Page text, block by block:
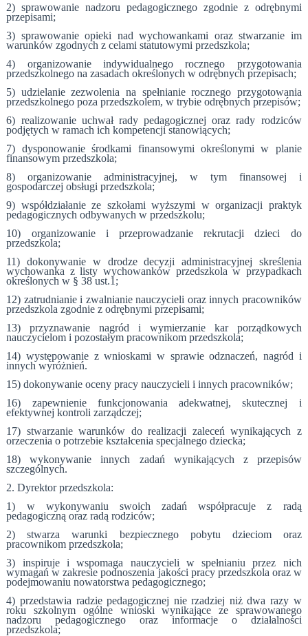
2) sprawowanie nadzoru pedagogicznego zgodnie z odrębnymi
przepisami;
3) sprawowanie opieki nad wychowankami oraz stwarzanie im
warunków zgodnych z celami statutowymi przedszkola;
4) organizowanie indywidualnego rocznego przygotowania
przedszkolnego na zasadach określonych w odrębnych przepisach;
5) udzielanie zezwolenia na spełnianie rocznego przygotowania
przedszkolnego poza przedszkolem, w trybie odrębnych przepisów;
6) realizowanie uchwał rady pedagogicznej oraz rady rodziców
podjętych w ramach ich kompetencji stanowiących;
7) dysponowanie środkami finansowymi określonymi w planie
finansowym przedszkola;
8) organizowanie administracyjnej, w tym finansowej i
gospodarczej obsługi przedszkola;
9) współdziałanie ze szkołami wyższymi w organizacji praktyk
pedagogicznych odbywanych w przedszkolu;
10) organizowanie i przeprowadzanie rekrutacji dzieci do
przedszkola;
11) dokonywanie w drodze decyzji administracyjnej skreślenia
wychowanka z listy wychowanków przedszkola w przypadkach
określonych w § 38 ust.1;
12) zatrudnianie i zwalnianie nauczycieli oraz innych pracowników
przedszkola zgodnie z odrębnymi przepisami;
13) przyznawanie nagród i wymierzanie kar porządkowych
nauczycielom i pozostałym pracownikom przedszkola;
14) występowanie z wnioskami w sprawie odznaczeń, nagród i
innych wyróżnień.
15) dokonywanie oceny pracy nauczycieli i innych pracowników;
16) zapewnienie funkcjonowania adekwatnej, skutecznej i
efektywnej kontroli zarządczej;
17) stwarzanie warunków do realizacji zaleceń wynikających z
orzeczenia o potrzebie kształcenia specjalnego dziecka;
18) wykonywanie innych zadań wynikających z przepisów
szczególnych.
2. Dyrektor przedszkola:
1) w wykonywaniu swoich zadań współpracuje z radą
pedagogiczną oraz radą rodziców;
2) stwarza warunki bezpiecznego pobytu dzieciom oraz
pracownikom przedszkola;
3) inspiruje i wspomaga nauczycieli w spełnianiu przez nich
wymagań w zakresie podnoszenia jakości pracy przedszkola oraz w
podejmowaniu nowatorstwa pedagogicznego;
4) przedstawia radzie pedagogicznej nie rzadziej niż dwa razy w
roku szkolnym ogólne wnioski wynikające ze sprawowanego
nadzoru pedagogicznego oraz informacje o działalności
przedszkola;